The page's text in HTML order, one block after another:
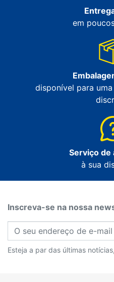
em
disponível para
Serviço de
à sua
Inscreva-se na nossa
Esteja a par das últimas